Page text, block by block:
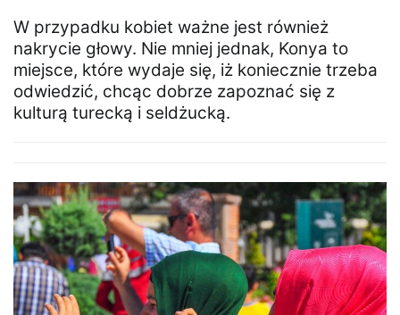
W przypadku kobiet ważne jest również
nakrycie głowy. Nie mniej jednak, Konya to
miejsce, które wydaje się, iż koniecznie trzeba
odwiedzić, chcąc dobrze zapoznać się z
kulturą turecką i seldżucką.